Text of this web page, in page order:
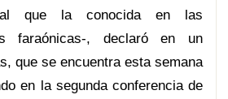
que la conocida en las
faraónicas-, declaró en un
que se encuentra esta semana
en la segunda conferencia de